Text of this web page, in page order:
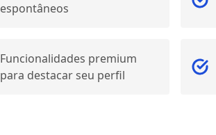
espontâneos
Funcionalidades premium
para destacar seu perfil